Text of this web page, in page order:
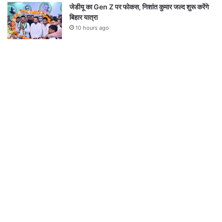
जेडीयू का Gen Z पर फोकस, निशांत कुमार जल्द शुरू करेंगे
बिहार यात्रा
10 hours ago